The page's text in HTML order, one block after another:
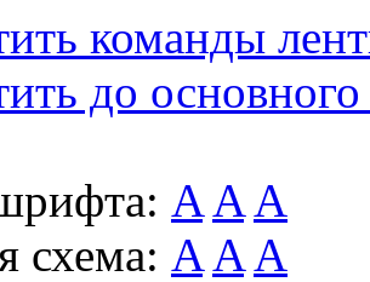
команды
до основного
A A A
схема: A A A